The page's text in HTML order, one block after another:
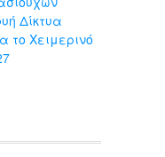
Δίκτυα
το Χειμερινό